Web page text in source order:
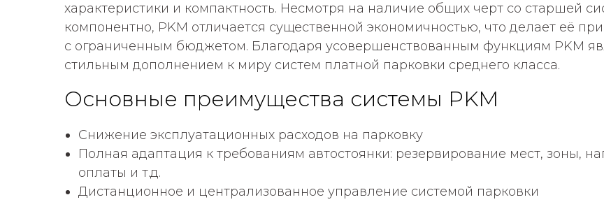
характеристики и компактность. Несмотря на наличие общих черт со старшей
компонентно, PKM отличается существенной экономичностью, что делает её
с ограниченным бюджетом. Благодаря усовершенствованным функциям PKM
стильным дополнением к миру систем платной парковки среднего класса.
Основные преимущества системы PKM
Снижение эксплуатационных расходов на парковку
Полная адаптация к требованиям автостоянки: резервирование мест, зоны,
оплаты и т.д.
Дистанционное и централизованное управление системой парковки